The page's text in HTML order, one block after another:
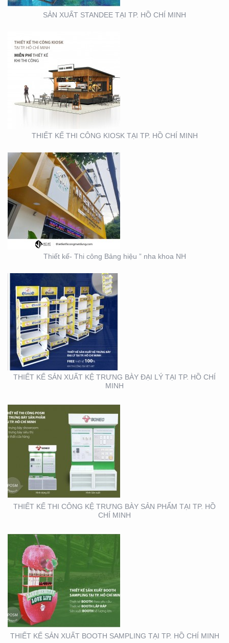
SẢN XUẤT STANDEE TẠI TP. HỒ CHÍ MINH
THIẾT KẾ THI CÔNG KIOSK TẠI TP. HỒ CHÍ MINH
THIẾT KẾ- THI CÔNG
BẢNG HIỆU ” NHA KHOA
NH
Thiết kế- Thi công Bảng hiệu ” nha khoa NH
THIẾT KẾ SẢN XUẤT KỆ
TRƯNG BÀY ĐẠI LÝ TẠI
TP. HỒ CHÍ MINH
THIẾT KẾ SẢN XUẤT KỆ TRƯNG BÀY ĐẠI LÝ TẠI TP. HỒ CHÍ
MINH
THIẾT KẾ THI CÔNG KỆ
TRƯNG BÀY SẢN PHẨM
TẠI TP. HỒ CHÍ MINH
THIẾT KẾ THI CÔNG KỆ TRƯNG BÀY SẢN PHẨM TẠI TP. HỒ
CHÍ MINH
THIẾT KẾ SẢN XUẤT
BOOTH SAMPLING TẠI
TP. HỒ CHÍ MINH
THIẾT KẾ SẢN XUẤT BOOTH SAMPLING TẠI TP. HỒ CHÍ MINH
THIẾT KẾ THI CÔNG XE
BÁN HÀNG LƯU ĐỘNG